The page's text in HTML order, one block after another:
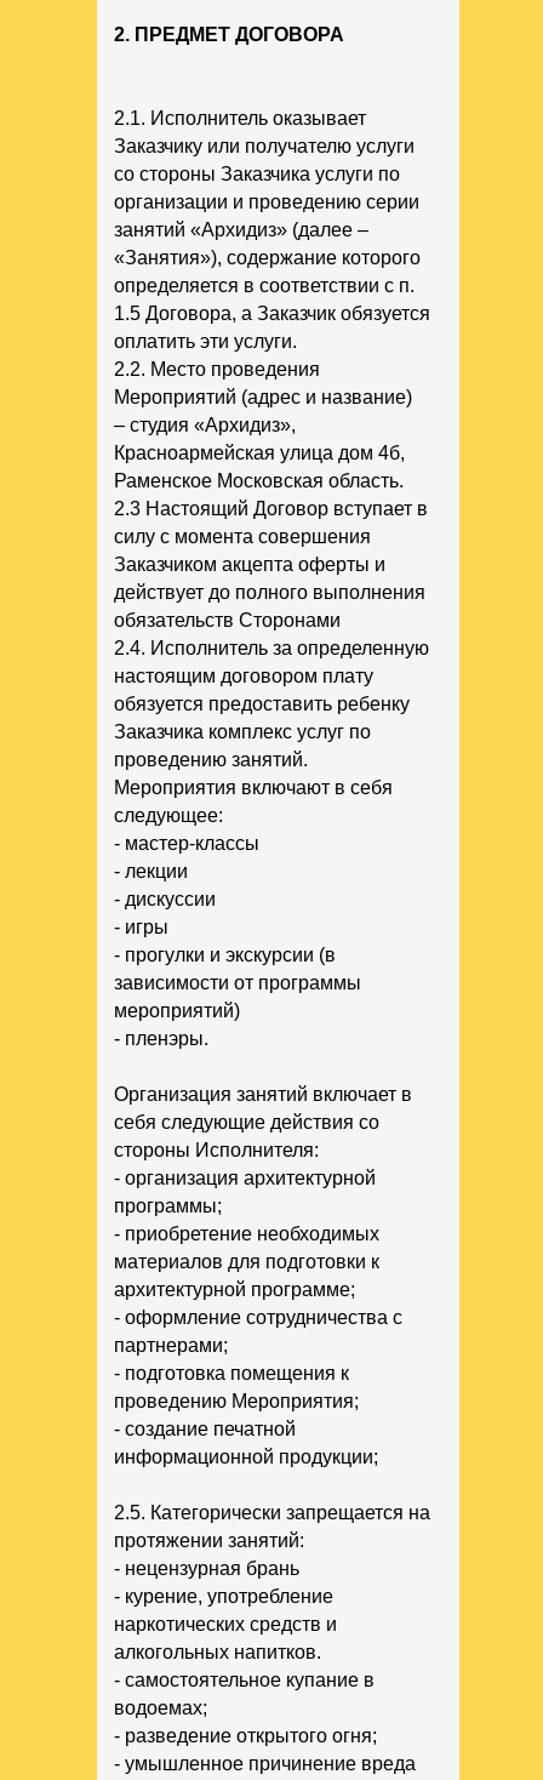
2. ПРЕДМЕТ ДОГОВОРА
2.1. Исполнитель оказывает
Заказчику или получателю услуги
со стороны Заказчика услуги по
организации и проведению серии
занятий «Архидиз» (далее –
«Занятия»), содержание которого
определяется в соответствии с п.
1.5 Договора, а Заказчик обязуется
оплатить эти услуги.
2.2. Место проведения
Мероприятий (адрес и название)
– студия «Архидиз»,
Красноармейская улица дом 4б,
Раменское Московская область.
2.3 Настоящий Договор вступает в
силу с момента совершения
Заказчиком акцепта оферты и
действует до полного выполнения
обязательств Сторонами
2.4. Исполнитель за определенную
настоящим договором плату
обязуется предоставить ребенку
Заказчика комплекс услуг по
проведению занятий.
Мероприятия включают в себя
следующее:
- мастер-классы
- лекции
- дискуссии
- игры
- прогулки и экскурсии (в
зависимости от программы
мероприятий)
- пленэры.
Организация занятий включает в
себя следующие действия со
стороны Исполнителя:
- организация архитектурной
программы;
- приобретение необходимых
материалов для подготовки к
архитектурной программе;
- оформление сотрудничества с
партнерами;
- подготовка помещения к
проведению Мероприятия;
- создание печатной
информационной продукции;
2.5. Категорически запрещается на
протяжении занятий:
- нецензурная брань
- курение, употребление
наркотических средств и
алкогольных напитков.
- самостоятельное купание в
водоемах;
- разведение открытого огня;
- умышленное причинение вреда